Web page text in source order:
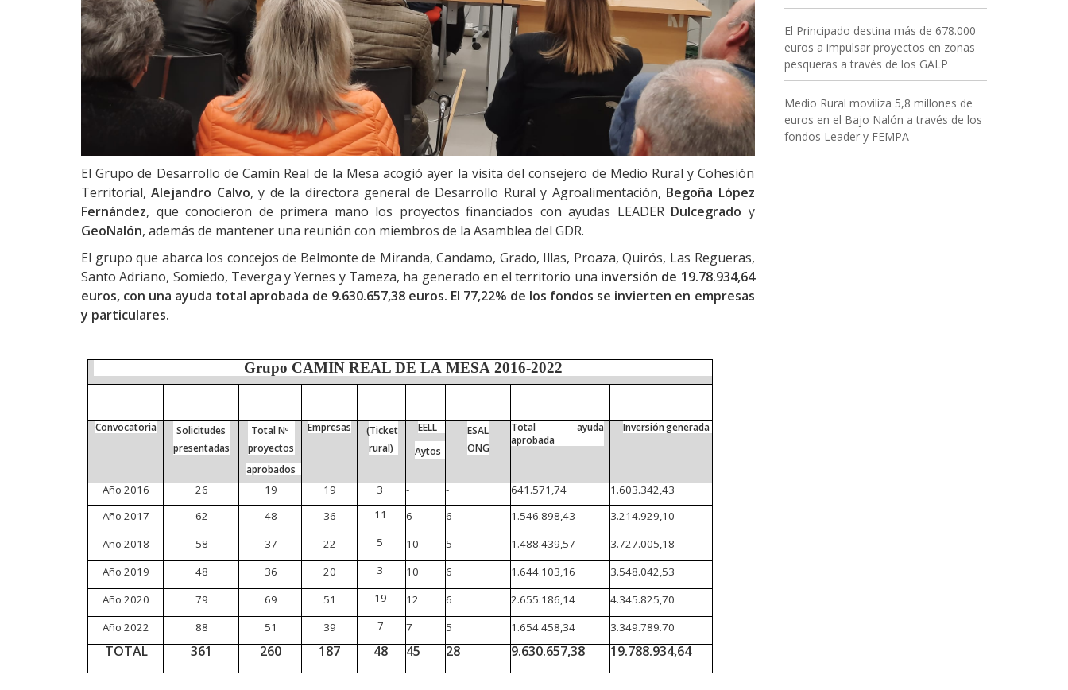
El Grupo de Desarrollo de Camín Real de la Mesa acogió ayer la visita del consejero de Medio Rural y Cohesión
Territorial,Alejandro Calvo, y de la directora general de Desarrollo Rural y Agroalimentación, Begoña López
Fernández, que conocieron de primera mano los proyectos financiados con ayudas LEADER Dulcegrado y
GeoNalón, además de mantener una reunión con miembros de la Asamblea del GDR.
El grupo que abarca los concejos de Belmonte de Miranda, Candamo, Grado, Illas, Proaza, Quirós, Las Regueras,
Santo Adriano, Somiedo, Teverga y Yernes y Tameza, ha generado en el territorio una inversión de 19.78.934,64
euros, con una ayuda total aprobada de 9.630.657,38 euros. El 77,22% de los fondos se invierten en empresas
y particulares.
Grupo CAMIN REAL DE LA MESA 2016-2022
Convocatoria
Solicitudes
presentadas
Total Nº
proyectos
aprobados
Empresas
(Ticket
rural)
EELL
Aytos
ESAL
ONG
Total
ayuda
aprobada
Inversióngenerada
Año 2016 26 19 19 3 - - 641.571,74
1.603.342,43
Año 2017 62 48 36 11 6 6 1.546.898,43
3.214.929,10
Año 2018 58 37 22 5 10 5 1.488.439,57
3.727.005,18
Año 2019 48 36 20 3 10 6 1.644.103,16
3.548.042,53
Año 2020 79 69 51 19 12 6 2.655.186,14
4.345.825,70
Año 2022 88 51 39 7 7 5 1.654.458,34 3.349.789.70
TOTAL 361 260 187 48 45 28 9.630.657,38 19.788.934,64
El Principado destina más de 678.000
euros a impulsar proyectos en zonas
pesqueras a través de los GALP
Medio Rural moviliza 5,8 millones de
euros en el Bajo Nalón a través de los
fondos Leader y FEMPA